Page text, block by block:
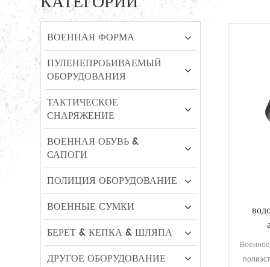
ВОЕННАЯ ФОРМА
ПУЛЕНЕПРОБИВАЕМЫЙ
ОБОРУДОВАНИЯ
ТАКТИЧЕСКОЕ
СНАРЯЖЕНИЕ
ВОЕННАЯ ОБУВЬ &
САПОГИ
ПОЛИЦИЯ ОБОРУДОВАНИЕ
ВОЕННЫЕ СУМКИ
БЕРЕТ & КЕПКА & ШЛЯПА
ДРУГОЕ ОБОРУДОВАНИЕ